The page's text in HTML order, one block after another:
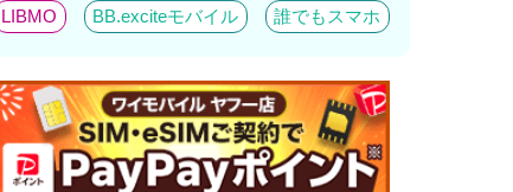
LIBMO BB.exciteモバイル 誰でもスマホ